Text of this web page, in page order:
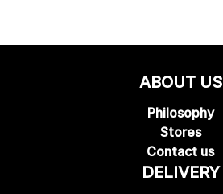
ABOUT US
Philosophy
Stores
Contact us
DELIVERY